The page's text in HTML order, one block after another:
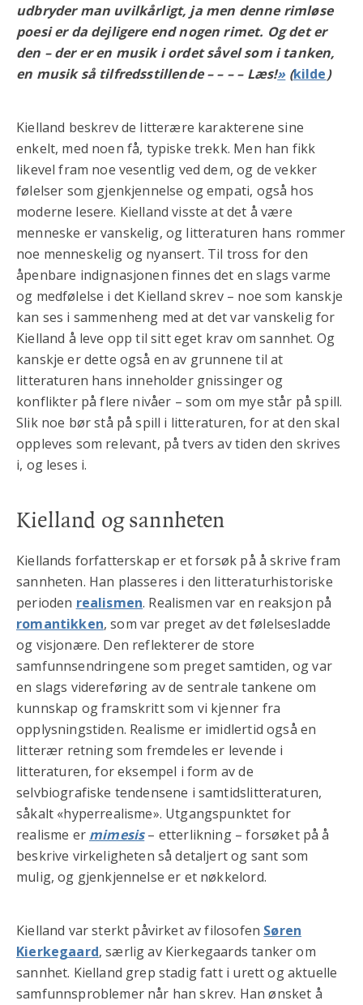
udbryder man uvilkårligt, ja men denne rimløse
poesi er da dejligere end nogen rimet. Og det er
den – der er en musik i ordet såvel som i tanken,
en musik så tilfredsstillende – – – – Læs!»(kilde)
Kielland beskrev de litterære karakterene sine
enkelt, med noen få, typiske trekk. Men han fikk
likevel fram noe vesentlig ved dem, og de vekker
følelser som gjenkjennelse og empati, også hos
moderne lesere. Kielland visste at det å være
menneske er vanskelig, og litteraturen hans rommer
noe menneskelig og nyansert. Til tross for den
åpenbare indignasjonen finnes det en slags varme
og medfølelse i det Kielland skrev – noe som kanskje
kan ses i sammenheng med at det var vanskelig for
Kielland å leve opp til sitt eget krav om sannhet. Og
kanskje er dette også en av grunnene til at
litteraturen hans inneholder gnissinger og
konflikter på flere nivåer – som om mye står på spill.
Slik noe bør stå på spill i litteraturen, for at den skal
oppleves som relevant, på tvers av tiden den skrives
i, og leses i.
Kielland og sannheten
Kiellands forfatterskap er et forsøk på å skrive fram
sannheten. Han plasseres i den litteraturhistoriske
perioden realismen. Realismen var en reaksjon på
romantikken, som var preget av det følelsesladde
og visjonære. Den reflekterer de store
samfunnsendringene som preget samtiden, og var
en slags videreføring av de sentrale tankene om
kunnskap og framskritt som vi kjenner fra
opplysningstiden. Realisme er imidlertid også en
litterær retning som fremdeles er levende i
litteraturen, for eksempel i form av de
selvbiografiske tendensene i samtidslitteraturen,
såkalt «hyperrealisme». Utgangspunktet for
realisme er mimesis– etterlikning – forsøket på å
beskrive virkeligheten så detaljert og sant som
mulig, og gjenkjennelse er et nøkkelord.
Kielland var sterkt påvirket av filosofen Søren
Kierkegaard, særlig av Kierkegaards tanker om
sannhet. Kielland grep stadig fatt i urett og aktuelle
samfunnsproblemer når han skrev. Han ønsket å